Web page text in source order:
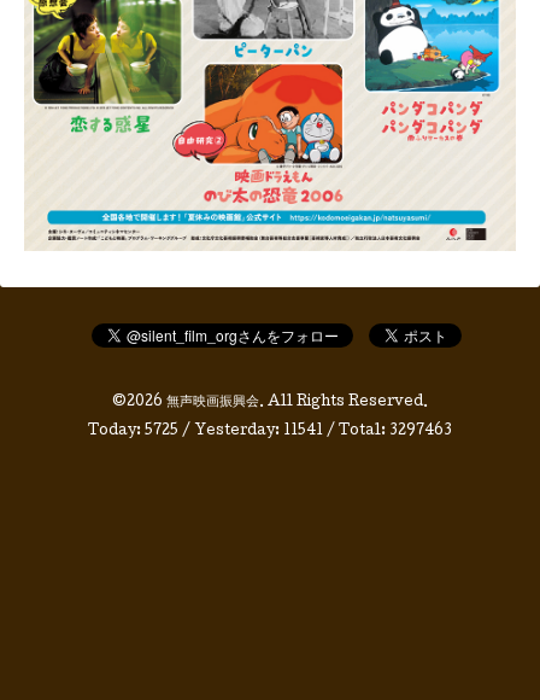
©2026 無声映画振興会. All Rights Reserved.
Today: 5725 / Yesterday: 11541 / Total: 3297463